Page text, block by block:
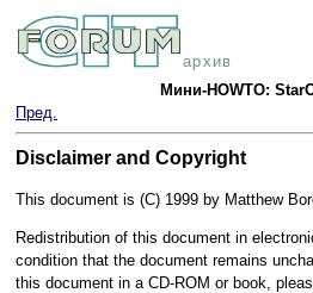
архив
Мини-HOWTO:
Пред.
Disclaimer and Copyright
This document is (C) 1999 by Matthew
Redistribution of this document in
condition that the document remains
this document in a CD-ROM or book,